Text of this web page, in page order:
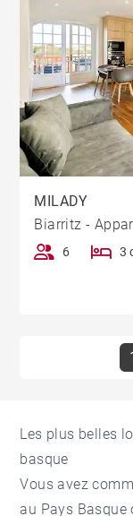
MILADY
Biarritz -
6 3
1
Les plus belles
basque
Vous avez
au Pays Basque